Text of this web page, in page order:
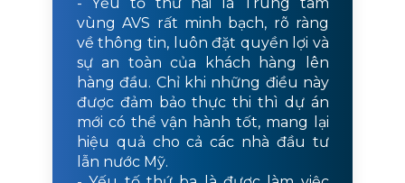
vùng AVS rất minh bạch, rõ ràng
về thông tin, luôn đặt quyền lợi và
sự an toàn của khách hàng lên
hàng đầu. Chỉ khi những điều này
được đảm bảo thực thi thì dự án
mới có thể vận hành tốt, mang lại
hiệu quả cho cả các nhà đầu tư
lẫn nước Mỹ.